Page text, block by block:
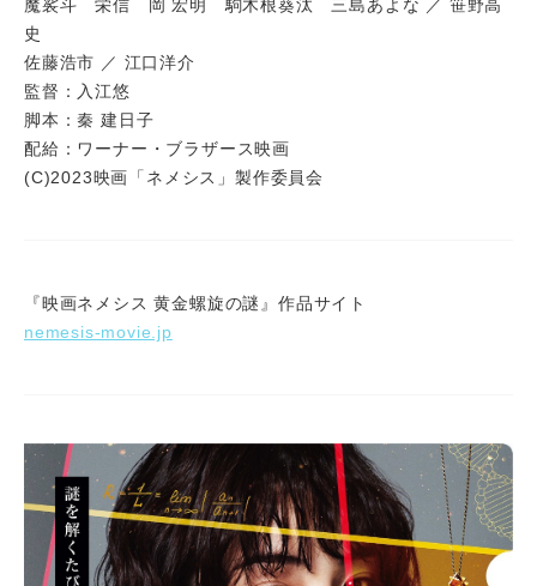
魔裟斗 栄信 岡 宏明 駒木根葵汰 三島あよな ／ 笹野高
史
佐藤浩市 ／ 江口洋介
監督：入江悠
脚本：秦 建日子
配給：ワーナー・ブラザース映画
(C)2023映画「ネメシス」製作委員会
『映画ネメシス 黄金螺旋の謎』作品サイト
nemesis-movie.jp